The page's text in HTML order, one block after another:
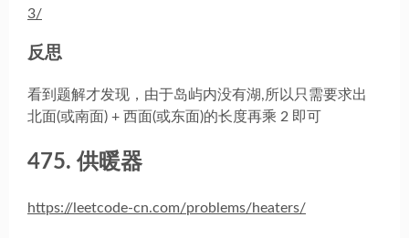
3/
反思
看到题解才发现，由于岛屿内没有湖,所以只需要求出
北面(或南面) + 西面(或东面)的长度再乘 2 即可
475. 供暖器
https://leetcode-cn.com/problems/heaters/